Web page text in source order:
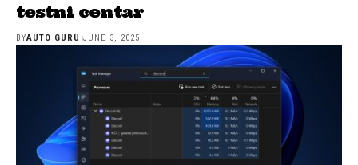
testni centar
BYAUTO GURU JUNE 3, 2025